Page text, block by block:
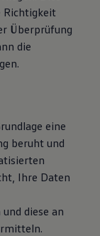
Richtigkeit
Überprüfung
die
eine
beruht und
Ihre Daten
diese an